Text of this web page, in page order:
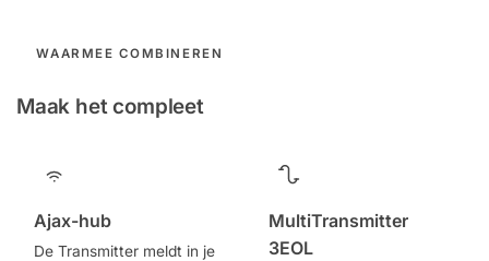
WAARMEE COMBINEREN
Maak het compleet
Ajax-hub
De Transmitter meldt in je
MultiTransmitter
3EOL